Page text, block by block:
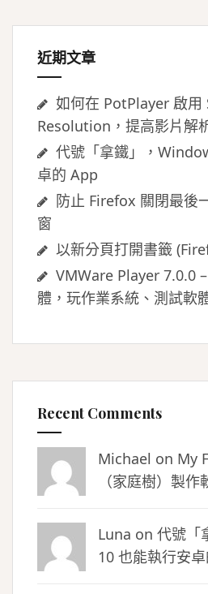
近期文章
如何在 PotPlayer 啟用
Resolution，提高影片解
代號「拿鐵」，
卓的 App
防止 Firefox 關閉最後
窗
以新分頁打開書籤
VMWare Player 7.0.0
體，玩作業系統、測試軟
Recent Comments
Michael on My
（家庭樹）製作
Luna on 代號「
10 也能執行安